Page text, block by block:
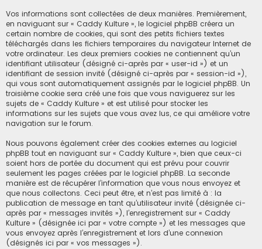
Vos informations sont collectées de deux manières. Premièrement,
en naviguant sur « Caddy Kulture », le logiciel phpBB créera un
certain nombre de cookies, qui sont des petits fichiers textes
téléchargés dans les fichiers temporaires du navigateur Internet de
votre ordinateur. Les deux premiers cookies ne contiennent qu’un
identifiant utilisateur (désigné ci-après par « user-id ») et un
identifiant de session invité (désigné ci-après par « session-id »),
qui vous sont automatiquement assignés par le logiciel phpBB. Un
troisième cookie sera créé une fois que vous naviguerez sur les
sujets de « Caddy Kulture » et est utilisé pour stocker les
informations sur les sujets que vous avez lus, ce qui améliore votre
navigation sur le forum.
Nous pouvons également créer des cookies externes au logiciel
phpBB tout en naviguant sur « Caddy Kulture », bien que ceux-ci
soient hors de portée du document qui est prévu pour couvrir
seulement les pages créées par le logiciel phpBB. La seconde
manière est de récupérer l’information que vous nous envoyez et
que nous collectons. Ceci peut être, et n’est pas limité à : la
publication de message en tant qu’utilisateur invité (désignée ci-
après par « messages invités »), l’enregistrement sur « Caddy
Kulture » (désignée ici par « votre compte ») et les messages que
vous envoyez après l’enregistrement et lors d’une connexion
(désignés ici par « vos messages »).